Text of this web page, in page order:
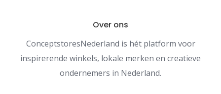
Over ons
ConceptstoresNederland is hét platform voor
inspirerende winkels, lokale merken en creatieve
ondernemers in Nederland.